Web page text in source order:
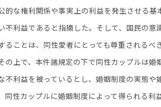
的な権利関係や事実上の利益を発生させる
不利益であると指摘した。そして、国民の
ることは、同性愛者にとっても尊重されるべ
の上で、本件諸規定の下で同性カップルは婚
不利益を被っているとし、婚姻制度の実態
同性カップルに婚姻制度によって得られる